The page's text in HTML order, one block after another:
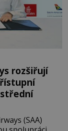
rozšiřují
(SAA)